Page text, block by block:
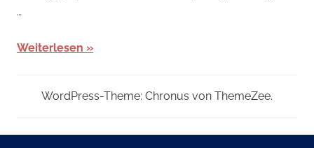
…
Weiterlesen
WordPress-Theme: Chronus von ThemeZee.